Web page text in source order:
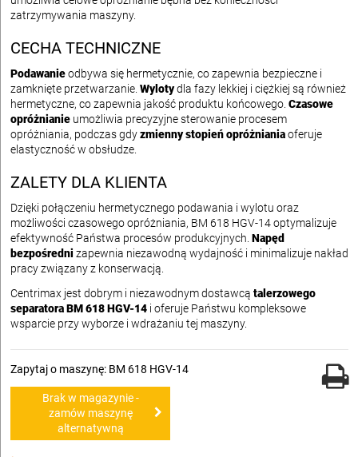
zatrzymywania maszyny.
CECHA TECHNICZNE
Podawanieodbywa się hermetycznie, co zapewnia bezpieczne i
zamknięte przetwarzanie. Wylotydla fazy lekkiej i ciężkiej są również
hermetyczne, co zapewnia jakość produktu końcowego. Czasowe
opróżnianie umożliwia precyzyjne sterowanie procesem
opróżniania, podczas gdyzmienny stopień opróżnianiaoferuje
elastyczność w obsłudze.
ZALETY DLA KLIENTA
Dzięki połączeniu hermetycznego podawania i wylotu oraz
możliwości czasowego opróżniania, BM 618 HGV-14 optymalizuje
efektywność Państwa procesów produkcyjnych. Napęd
bezpośredni zapewnia niezawodną wydajność i minimalizuje nakład
pracy związany z konserwacją.
Centrimax jest dobrym i niezawodnym dostawcą talerzowego
separatora BM 618 HGV-14 i oferuje Państwu kompleksowe
wsparcie przy wyborze i wdrażaniu tej maszyny.
Zapytaj o maszynę: BM 618 HGV-14
Brak w magazynie -
zamów maszynę
alternatywną